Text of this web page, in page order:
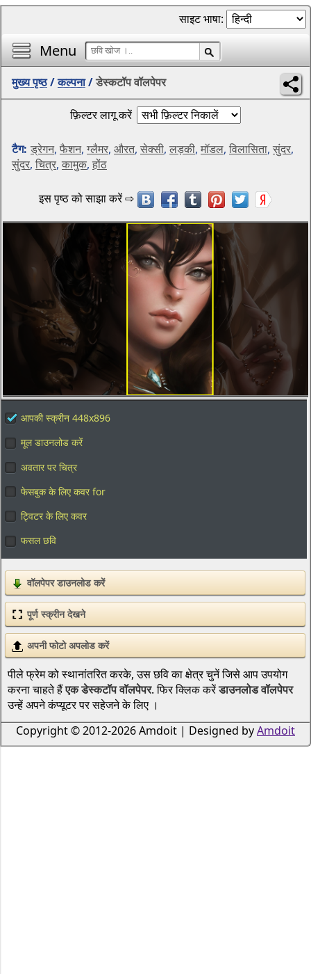
Menu
साइट भाषा:
मुख्य पृष्ठ/कल्पना/डेस्कटॉप वॉलपेपर
फ़िल्टर लागू करें
टैग: ड्रेगन, फैशन, ग्लैमर, औरत, सेक्सी, लड़की, मॉडल, विलासिता, सुंदर,
सुंदर, चित्र, कामुक, होंठ
आपकी स्क्रीन 448x896
मूल डाउनलोड करें
अवतार पर चित्र
फेसबुक के लिए कवर for
ट्विटर के लिए कवर
फसल छवि
वॉलपेपर डाउनलोड करें
पूर्ण स्क्रीन देखने
अपनी फोटो अपलोड करें
पीले फ्रेम को स्थानांतरित करके, उस छवि का क्षेत्र चुनें जिसे आप उपयोग
करना चाहते हैंएक डेस्कटॉप वॉलपेपर. फिर क्लिक करेंडाउनलोड वॉलपेपर
उन्हें अपने कंप्यूटर पर सहेजने के लिए ।
Copyright © 2012-2026 Amdoit | Designed byAmdoit